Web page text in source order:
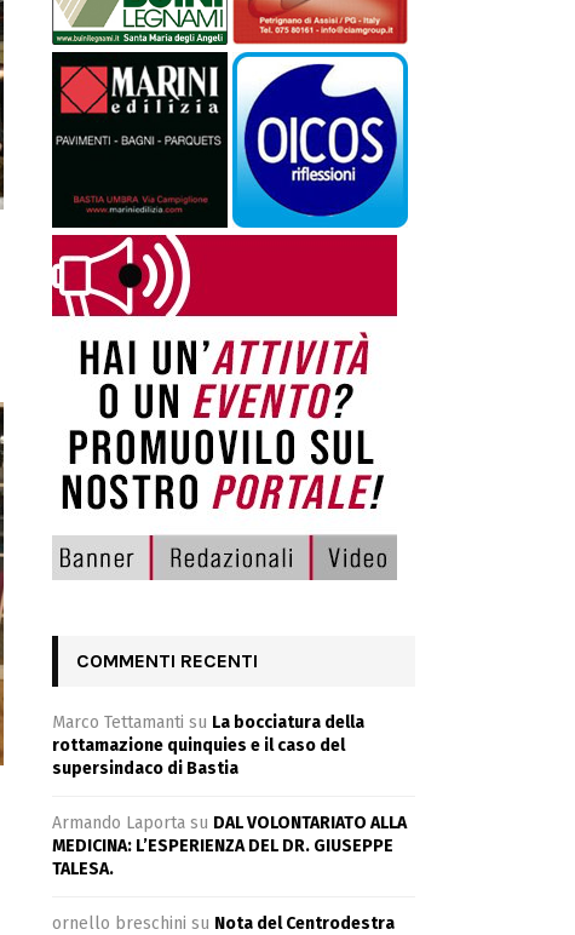
COMMENTI RECENTI
Marco Tettamanti su La bocciatura della
rottamazione quinquies e il caso del
supersindaco di Bastia
Armando Laporta su DAL VOLONTARIATO ALLA
MEDICINA: L’ESPERIENZA DEL DR. GIUSEPPE
TALESA.
ornello breschini su Nota del Centrodestra